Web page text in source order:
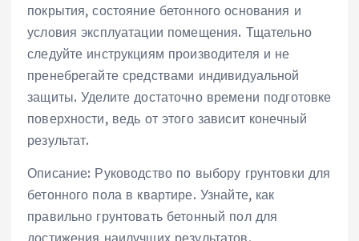
покрытия, состояние бетонного основания и
условия эксплуатации помещения. Тщательно
следуйте инструкциям производителя и не
пренебрегайте средствами индивидуальной
защиты. Уделите достаточно времени подготовке
поверхности, ведь от этого зависит конечный
результат.
Описание: Руководство по выбору грунтовки для
бетонного пола в квартире. Узнайте, как
правильно грунтовать бетонный пол для
достижения наилучших результатов.